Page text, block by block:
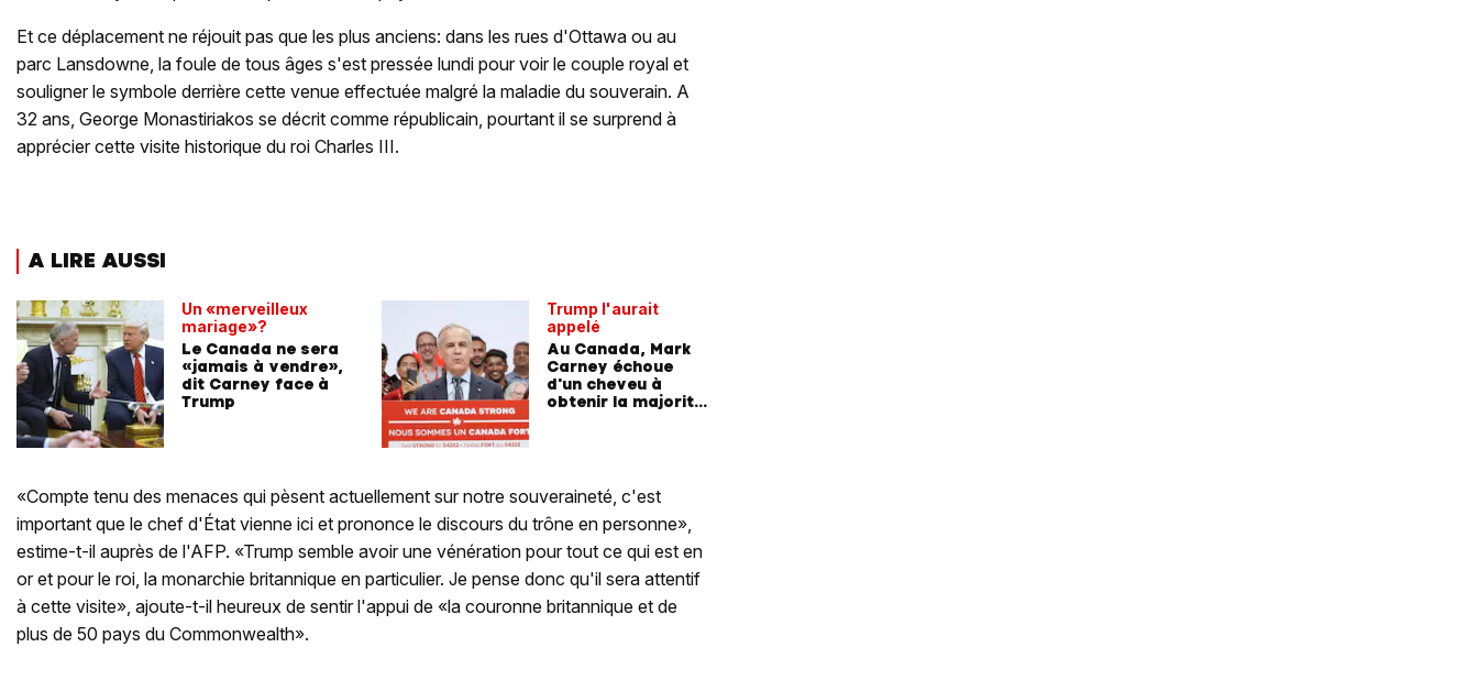
Et ce déplacement ne réjouit pas que les plus anciens: dans les rues d'Ottawa ou au
parc Lansdowne, la foule de tous âges s'est pressée lundi pour voir le couple royal et
souligner le symbole derrière cette venue effectuée malgré la maladie du souverain. A
32 ans, George Monastiriakos se décrit comme républicain, pourtant il se surprend à
apprécier cette visite historique du roi Charles III.
A LIRE AUSSI
Un «merveilleux
mariage»?
Le Canada ne sera
«jamais à vendre»,
dit Carney face à
Trump
Trump l'aurait
appelé
Au Canada, Mark
Carney échoue
d'un cheveu à
obtenir la majorité
«Compte tenu des menaces qui pèsent actuellement sur notre souveraineté, c'est
important que le chef d'État vienne ici et prononce le discours du trône en personne»,
estime-t-il auprès de l'AFP. «Trump semble avoir une vénération pour tout ce qui est en
or et pour le roi, la monarchie britannique en particulier. Je pense donc qu'il sera attentif
à cette visite», ajoute-t-il heureux de sentir l'appui de «la couronne britannique et de
plus de 50 pays du Commonwealth».